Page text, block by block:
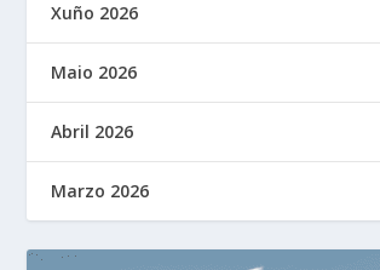
Xuño 2026
Maio 2026
Abril 2026
Marzo 2026